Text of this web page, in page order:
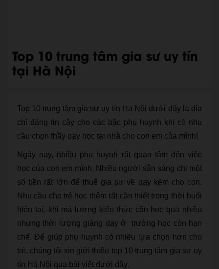
Top 10 trung tâm gia sư uy tín
tại Hà Nội
Top 10 trung tâm gia sư uy tín Hà Nội dưới đây là địa
chỉ đáng tin cậy cho các bậc phụ huynh khi có nhu
cầu chọn thầy dạy học tại nhà cho con em của mình!
Ngày nay, nhiều phụ huynh rất quan tâm đến việc
học của con em mình. Nhiều người sẵn sàng chi một
số tiền rất lớn để thuê gia sư về dạy kèm cho con.
Nhu cầu cho trẻ học thêm rất cần thiết trong thời buổi
hiện tại, khi mà lượng kiến thức cần học quá nhiều
nhưng thời lượng giảng dạy ở trường học còn hạn
chế. Để giúp phụ huynh có nhiều lựa chọn hơn cho
trẻ, chúng tôi xin giới thiệu top 10 trung tâm gia sư uy
tín Hà Nội qua bài viết dưới đây.